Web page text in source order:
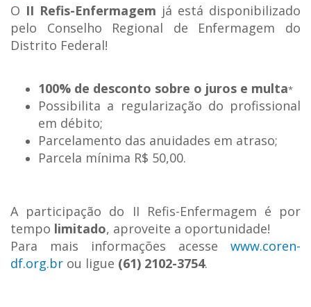
O II Refis-Enfermagem já está disponibilizado
pelo Conselho Regional de Enfermagem do
Distrito Federal!
100% de desconto sobre o juros e multa*
Possibilita a regularização do profissional
em débito;
Parcelamento das anuidades em atraso;
Parcela mínima R$ 50,00.
A participação do II Refis-Enfermagem é por
tempo limitado, aproveite a oportunidade!
Para mais informações acesse www.coren-
df.org.br ou ligue (61) 2102-3754.